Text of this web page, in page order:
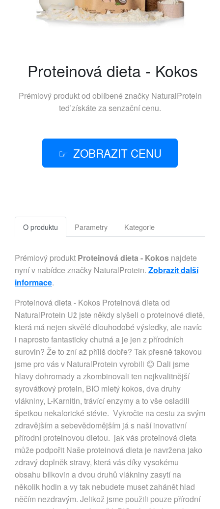
Proteinová dieta - Kokos
Prémiový produkt od oblíbené značky NaturalProtein
teď získáte za senzační cenu.
ZOBRAZIT CENU
O produktu Parametry Kategorie
Prémiový produkt Proteinová dieta - Kokos najdete
nyní v nabídce značky NaturalProtein. Zobrazit další
informace.
Proteinová dieta - Kokos Proteinová dieta od
NaturalProtein Už jste někdy slyšeli o proteinové dietě,
která má nejen skvělé dlouhodobé výsledky, ale navíc
i naprosto fantasticky chutná a je jen z přírodních
surovin? Že to zní až příliš dobře? Tak přesně takovou
jsme pro vás v NaturalProtein vyrobili 😊 Dali jsme
hlavy dohromady a zkombinovali ten nejkvalitnější
syrovátkový protein, BIO mletý kokos, dva druhy
vlákniny, L-Karnitin, trávící enzymy a to vše osladili
špetkou nekalorické stévie. Vykročte na cestu za svým
zdravějším a sebevědomějším já s naší inovativní
přírodní proteinovou dietou. jak vás proteinová dieta
může podpořit Naše proteinová dieta je navržena jako
zdravý doplněk stravy, která vás díky vysokému
obsahu bílkovin a dvou druhů vlákniny zasytí na
několik hodin a vy tak nebudete muset zahánět hlad
něčím nezdravým. Jelikož jsme použili pouze přírodní